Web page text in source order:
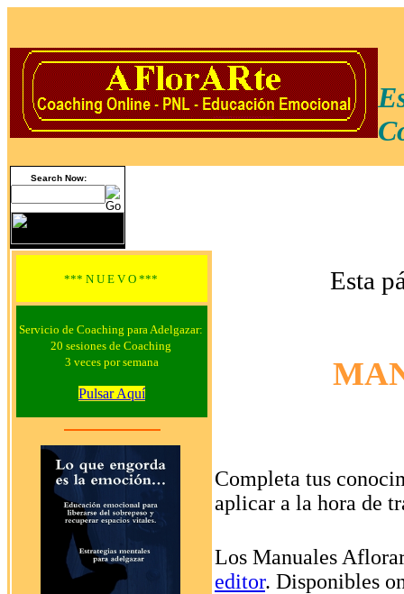
Search Now:
*** N U E V O ***
Servicio de Coaching para Adelgazar:
20 sesiones de Coaching
3 veces por semana
Pulsar Aquí
Esta
Completa tus
aplicar a la hora de
Los Manuales
editor. Disponibles